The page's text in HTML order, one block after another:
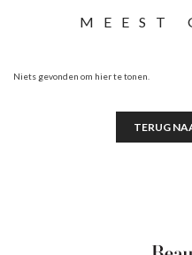
MEEST
Niets gevonden om hier te tonen.
TERUG